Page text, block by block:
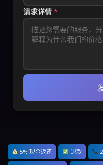
请求详情 *
5% 现金返还 退款